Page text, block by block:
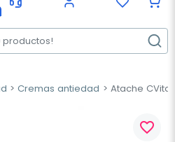
Cremas antiedad Atache
favorite_border